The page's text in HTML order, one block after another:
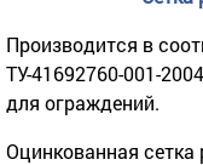
Производится в
ТУ-41692760-001-
для ограждений.
Оцинкованная сетка